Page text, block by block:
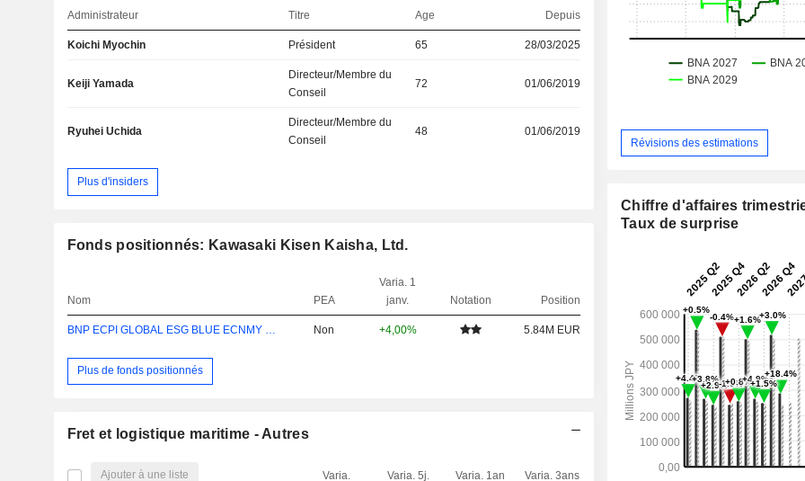
Administrateur Titre Age Depuis
Koichi Myochin Président 65 28/03/2025
Keiji Yamada
Directeur/Membre du
Conseil
72 01/06/2019
Ryuhei Uchida
Directeur/Membre du
Conseil
48 01/06/2019
Plus d'insiders
Fonds positionnés: Kawasaki Kisen Kaisha, Ltd.
Nom PEA
Varia. 1
janv.
Notation Position
Non +4,00% 5.84M EUR
Plus de fonds positionnés
Fret et logistique maritime - Autres
Ajouter à une liste Varia. Varia. 5j. Varia. 1an Varia. 3ans Capi.($)
Révisions des estimations
Chiffre d'affaires
Taux de surprise